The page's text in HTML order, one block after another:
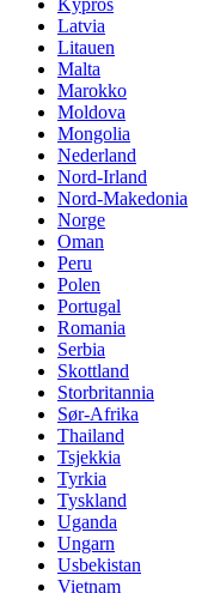
Kypros
Latvia
Litauen
Malta
Marokko
Moldova
Mongolia
Nederland
Nord-Irland
Nord-Makedonia
Norge
Oman
Peru
Polen
Portugal
Romania
Serbia
Skottland
Storbritannia
Sør-Afrika
Thailand
Tsjekkia
Tyrkia
Tyskland
Uganda
Ungarn
Usbekistan
Vietnam